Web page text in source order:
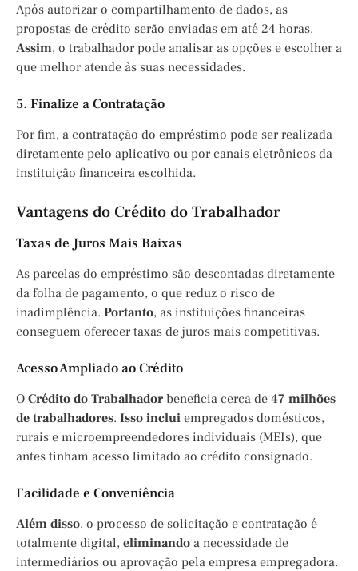
Após autorizar o compartilhamento de dados, as
propostas de crédito serão enviadas em até 24 horas.
Assim, o trabalhador pode analisar as opções e escolher a
que melhor atende às suas necessidades.
5. Finalize a Contratação
Por fim, a contratação do empréstimo pode ser realizada
diretamente pelo aplicativo ou por canais eletrônicos da
instituição financeira escolhida.
Vantagens do Crédito do Trabalhador
Taxas de Juros Mais Baixas
As parcelas do empréstimo são descontadas diretamente
da folha de pagamento, o que reduz o risco de
inadimplência. Portanto, as instituições financeiras
conseguem oferecer taxas de juros mais competitivas.
Acesso Ampliado ao Crédito
O Crédito do Trabalhador beneficia cerca de 47 milhões
de trabalhadores. Isso inclui empregados domésticos,
rurais e microempreendedores individuais (MEIs), que
antes tinham acesso limitado ao crédito consignado.
Facilidade e Conveniência
Além disso, o processo de solicitação e contratação é
totalmente digital, eliminando a necessidade de
intermediários ou aprovação pela empresa empregadora.